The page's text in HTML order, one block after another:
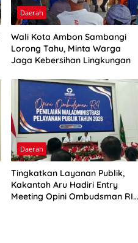
Daerah
Wali Kota Ambon Sambangi
Lorong Tahu, Minta Warga
Jaga Kebersihan Lingkungan
Daerah
Tingkatkan Layanan Publik,
Kakantah Aru Hadiri Entry
Meeting Opini Ombudsman RI